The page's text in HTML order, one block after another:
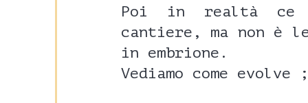
Poi in realtà ce
cantiere, ma non è
in embrione.
Vediamo come evolve